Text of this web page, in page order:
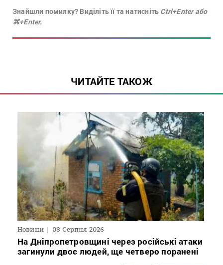
Знайшли помилку? Виділіть її та натисніть Ctrl+Enter або
⌘+Enter.
ЧИТАЙТЕ ТАКОЖ
Новини 08 Серпня 2026
На Дніпропетровщині через російські атаки
загинули двоє людей, ще четверо поранені